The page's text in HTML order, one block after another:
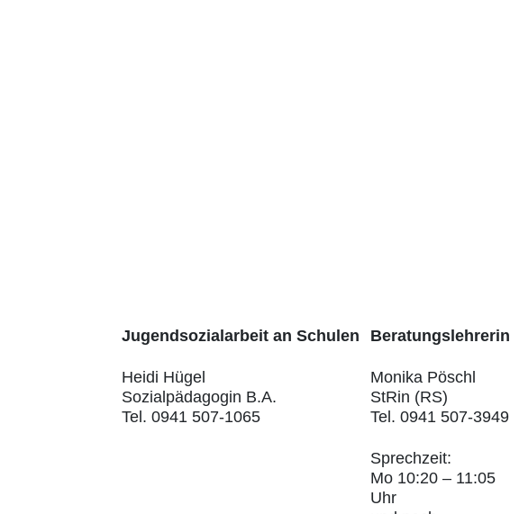
Jugendsozialarbeit an Schulen Beratungslehrerin
Heidi Hügel
Sozialpädagogin B.A.
Tel. 0941 507-1065
Monika Pöschl
StRin (RS)
Tel. 0941 507-3949
Sprechzeit:
Mo 10:20 – 11:05
Uhr